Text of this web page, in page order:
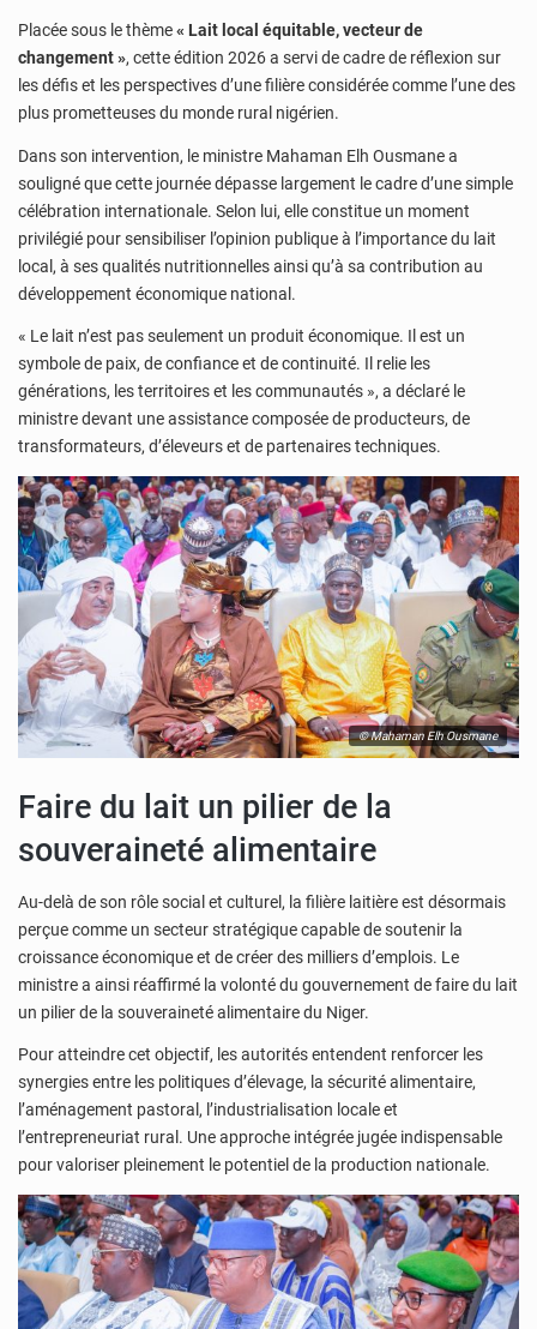
Placée sous le thème« Lait local équitable, vecteur de
changement », cette édition 2026 a servi de cadre de réflexion sur
les défis et les perspectives d’une filière considérée comme l’une des
plus prometteuses du monde rural nigérien.
Dans son intervention, le ministre Mahaman Elh Ousmane a
souligné que cette journée dépasse largement le cadre d’une simple
célébration internationale. Selon lui, elle constitue un moment
privilégié pour sensibiliser l’opinion publique à l’importance du lait
local, à ses qualités nutritionnelles ainsi qu’à sa contribution au
développement économique national.
« Le lait n’est pas seulement un produit économique. Il est un
symbole de paix, de confiance et de continuité. Il relie les
générations, les territoires et les communautés », a déclaré le
ministre devant une assistance composée de producteurs, de
transformateurs, d’éleveurs et de partenaires techniques.
© Mahaman Elh Ousmane
Faire du lait un pilier de la
souveraineté alimentaire
Au-delà de son rôle social et culturel, la filière laitière est désormais
perçue comme un secteur stratégique capable de soutenir la
croissance économique et de créer des milliers d’emplois. Le
ministre a ainsi réaffirmé la volonté du gouvernement de faire du lait
un pilier de la souveraineté alimentaire du Niger.
Pour atteindre cet objectif, les autorités entendent renforcer les
synergies entre les politiques d’élevage, la sécurité alimentaire,
l’aménagement pastoral, l’industrialisation locale et
l’entrepreneuriat rural. Une approche intégrée jugée indispensable
pour valoriser pleinement le potentiel de la production nationale.